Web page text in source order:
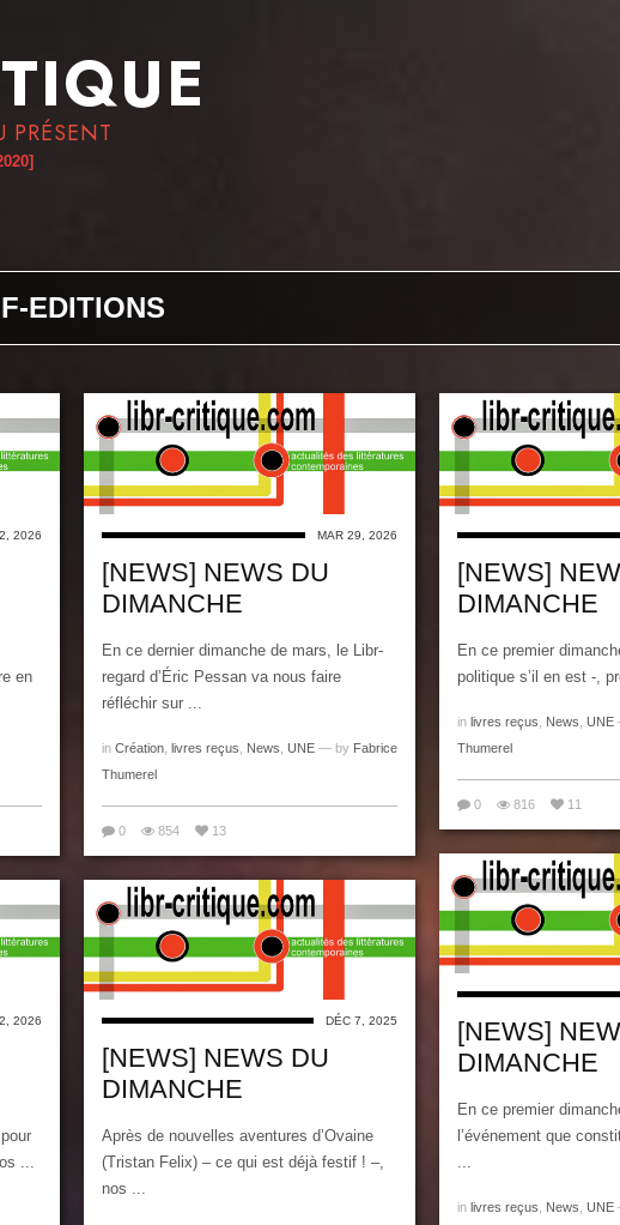
PRÉSENT
EDITIONS
2026
en
MAR 29, 2026
[NEWS] NEWS DU
DIMANCHE
En ce dernier dimanche de mars, le Libr-
regard d’Éric Pessan va nous faire
réfléchir sur ...
in Création livres reçus News UNE — by Fabrice
Thumerel
0 854 13
[NEWS]
DIMANCHE
En ce premier
politique s’il en est -,
in livres reçus News UNE
Thumerel
0 816 11
[NEWS]
DIMANCHE
En ce premier
l’événement que
...
in livres reçus, News, UNE
2026
...
DÉC 7, 2025
[NEWS] NEWS DU
DIMANCHE
Après de nouvelles aventures d’Ovaine
(Tristan Felix) – ce qui est déjà festif ! –,
nos ...